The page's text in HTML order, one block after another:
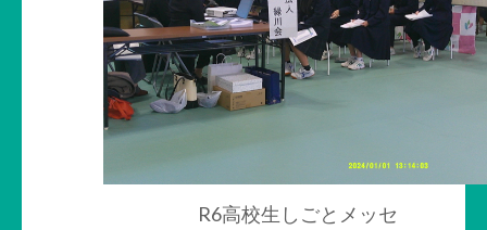
R6高校生しごとメッセ